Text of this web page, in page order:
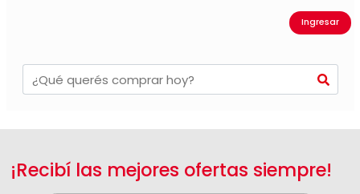
Ingresar
¡Recibí las mejores ofertas siempre!